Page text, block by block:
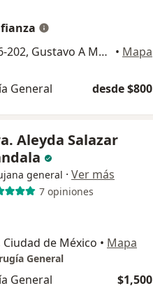
Calle Rio Bamba, 776-202, Gustavo A Madero • Mapa
General desde $800
Aleyda Salazar
general · Ver más
7 opiniones
Ciudad de México • Mapa
General
General $1,500